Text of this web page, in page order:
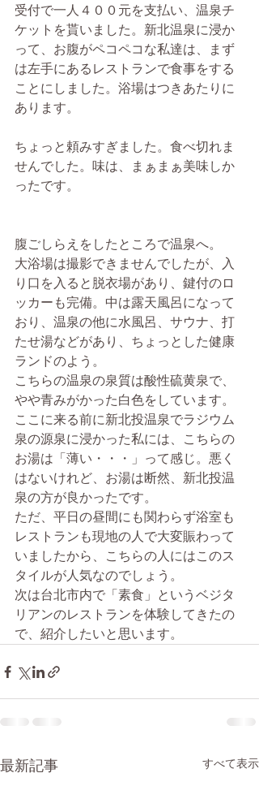
受付で一人４００元を支払い、温泉チ
ケットを貰いました。新北温泉に浸か
って、お腹がペコペコな私達は、まず
は左手にあるレストランで食事をする
ことにしました。浴場はつきあたりに
あります。
ちょっと頼みすぎました。食べ切れま
せんでした。味は、まぁまぁ美味しか
ったです。
腹ごしらえをしたところで温泉へ。
大浴場は撮影できませんでしたが、入
り口を入ると脱衣場があり、鍵付のロ
ッカーも完備。中は露天風呂になって
おり、温泉の他に水風呂、サウナ、打
たせ湯などがあり、ちょっとした健康
ランドのよう。
こちらの温泉の泉質は酸性硫黄泉で、
やや青みがかった白色をしています。
ここに来る前に新北投温泉でラジウム
泉の源泉に浸かった私には、こちらの
お湯は「薄い・・・」って感じ。悪く
はないけれど、お湯は断然、新北投温
泉の方が良かったです。
ただ、平日の昼間にも関わらず浴室も
レストランも現地の人で大変賑わって
いましたから、こちらの人にはこのス
タイルが人気なのでしょう。
次は台北市内で「素食」というベジタ
リアンのレストランを体験してきたの
で、紹介したいと思います。
最新記事 すべて表示